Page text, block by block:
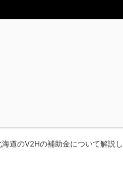
道のV2Hの補助金について解説し